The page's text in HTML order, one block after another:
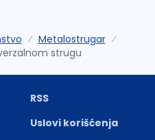
Metalostrugar
strugu
RSS
Uslovi korišćenja